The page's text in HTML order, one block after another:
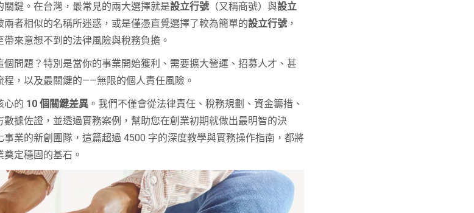
鍵。在台灣，最常見的兩大選擇就是設立行號 （又稱商號）與設立
者相似的名稱所迷惑，或是僅憑直覺選擇了較為簡單的設立行號 ，
來意想不到的法律風險與稅務負擔。
問題？特別是當你的事業開始獲利、需要擴大營運、招募人才、甚
，以及最關鍵的——無限的個人責任風險。
心的 10 個關鍵差異 。我們不僅會從法律責任、稅務規劃、資金籌措、
據佐證，並透過實務案例，幫助您在創業初期就做出最明智的決
業的新創團隊，這篇超過 4500 字的深度教學與實務操作指南，都將
奠定穩固的基石。